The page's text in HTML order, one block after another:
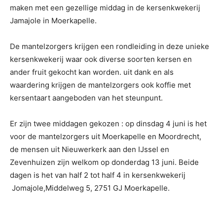
maken met een gezellige middag in de kersenkwekerij
Jamajole in Moerkapelle.
De mantelzorgers krijgen een rondleiding in deze unieke
kersenkwekerij waar ook diverse soorten kersen en
ander fruit gekocht kan worden. uit dank en als
waardering krijgen de mantelzorgers ook koffie met
kersentaart aangeboden van het steunpunt.
Er zijn twee middagen gekozen : op dinsdag 4 juni is het
voor de mantelzorgers uit Moerkapelle en Moordrecht,
de mensen uit Nieuwerkerk aan den IJssel en
Zevenhuizen zijn welkom op donderdag 13 juni. Beide
dagen is het van half 2 tot half 4 in kersenkwekerij
Jomajole,Middelweg 5, 2751 GJ Moerkapelle.